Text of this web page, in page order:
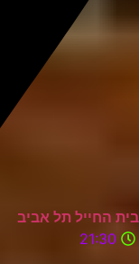
בית החייל תל אביב
21:30